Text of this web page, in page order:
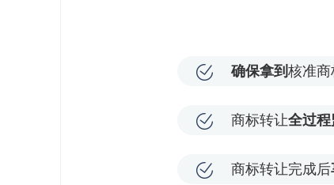
确保拿到 核准商
商标转让全过程
商标转让完成后